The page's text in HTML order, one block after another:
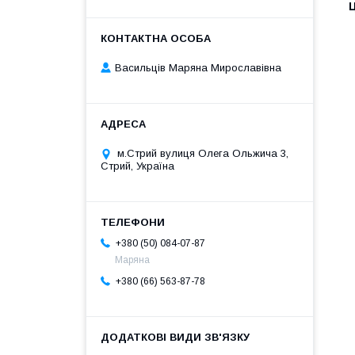
Васильців Маряна Мирославівна
м.Стрий вулиця Олега Ольжича 3,
Стрий, Україна
+380 (50) 084-07-87
Маряна
+380 (66) 563-87-78